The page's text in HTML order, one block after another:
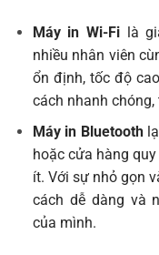
Máy in Wi-Fi là
nhiều nhân viên
ổn định, tốc độ
cách nhanh
Máy in Bluetooth
hoặc cửa hàng
ít. Với sự nhỏ gọn
cách dễ dàng và
của mình.